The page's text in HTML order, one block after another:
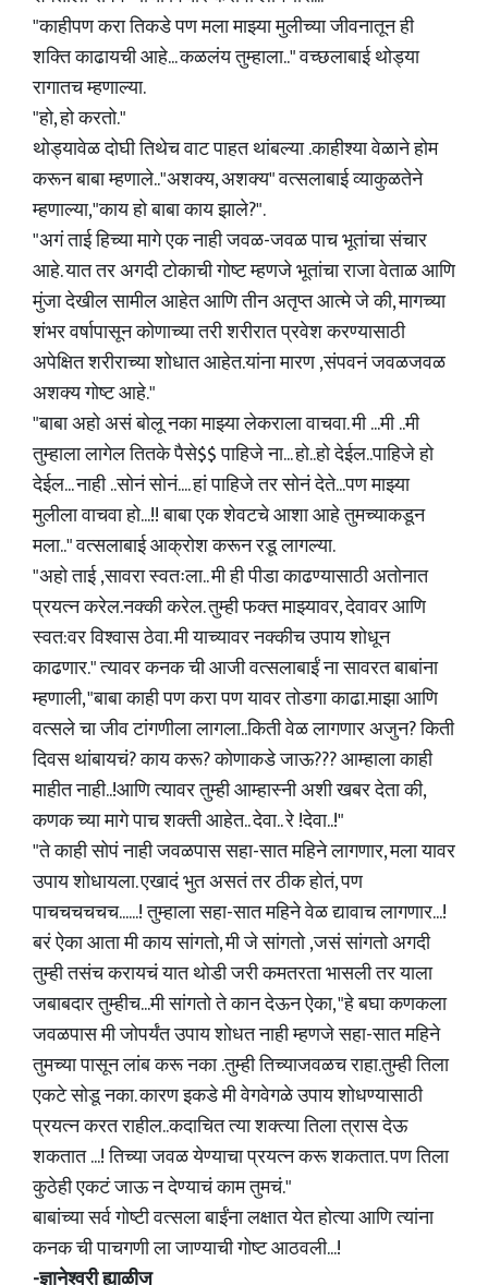
"काहीपण करा तिकडे पण मला माझ्या मुलीच्या जीवनातून ही
शक्ति काढायची आहे... कळलंय तुम्हाला.." वच्‍छलाबाई थोड्या
रागातच म्हणाल्या.
"हो, हो करतो."
थोड्यावेळ दोघी तिथेच वाट पाहत थांबल्या .काहीश्या वेळाने होम
करून बाबा म्हणाले.."अशक्य, अशक्य" वत्सलाबाई व्याकुळतेने
म्हणाल्या,"काय हो बाबा काय झाले?".
"अगं ताई हिच्या मागे एक नाही जवळ-जवळ पाच भूतांचा संचार
आहे. यात तर अगदी टोकाची गोष्ट म्हणजे भूतांचा राजा वेताळ आणि
मुंजा देखील सामील आहेत आणि तीन अतृप्त आत्मे जे की, मागच्या
शंभर वर्षापासून कोणाच्या तरी शरीरात प्रवेश करण्यासाठी
अपेक्षित शरीराच्या शोधात आहेत.यांना मारण ,संपवनं जवळजवळ
अशक्य गोष्ट आहे."
"बाबा अहो असं बोलू नका माझ्या लेकराला वाचवा. मी ...मी ..मी
तुम्हाला लागेल तितके पैसे$$ पाहिजे ना... हो..हो देईल..पाहिजे हो
देईल... नाही ..सोनं सोनं.... हां पाहिजे तर सोनं देते...पण माझ्या
मुलीला वाचवा हो...!! बाबा एक शेवटचे आशा आहे तुमच्याकडून
मला.." वत्सलाबाई आक्रोश करून रडू लागल्या.
"अहो ताई ,सावरा स्वतःला.. मी ही पीडा काढण्यासाठी अतोनात
प्रयत्न करेल.नक्की करेल. तुम्ही फक्त माझ्यावर, देवावर आणि
स्वत:वर विश्वास ठेवा. मी याच्यावर नक्कीच उपाय शोधून
काढणार." त्यावर कनक ची आजी वत्‍सलाबाईं ना सावरत बाबांना
म्हणाली, "बाबा काही पण करा पण यावर तोडगा काढा.माझा आणि
वत्सले चा जीव टांगणीला लागला..किती वेळ लागणार अजुन? किती
दिवस थांबायचं? काय करू? कोणाकडे जाऊ??? आम्हाला काही
माहीत नाही..!आणि त्यावर तुम्ही आम्हास्नी अशी खबर देता की,
कणक च्या मागे पाच शक्ती आहेत.. देवा.. रे !देवा..!"
"ते काही सोपं नाही जवळपास सहा-सात महिने लागणार, मला यावर
उपाय शोधायला. एखादं भुत असतं तर ठीक होतं, पण
पाचचचचचच......! तुम्हाला सहा-सात महिने वेळ द्यावाच लागणार...!
बरं ऐका आता मी काय सांगतो, मी जे सांगतो ,जसं सांगतो अगदी
तुम्ही तसंच करायचं यात थोडी जरी कमतरता भासली तर याला
जबाबदार तुम्हीच...मी सांगतो ते कान देऊन ऐका, "हे बघा कणकला
जवळपास मी जोपर्यंत उपाय शोधत नाही म्हणजे सहा-सात महिने
तुमच्या पासून लांब करू नका .तुम्ही तिच्याजवळच राहा.तुम्ही तिला
एकटे सोडू नका. कारण इकडे मी वेगवेगळे उपाय शोधण्यासाठी
प्रयत्न करत राहील..कदाचित त्या शक्त्या तिला त्रास देऊ
शकतात ...! तिच्या जवळ येण्याचा प्रयत्न करू शकतात. पण तिला
कुठेही एकटं जाऊ न देण्याचं काम तुमचं."
बाबांच्या सर्व गोष्टी वत्सला बाईंना लक्षात येत होत्या आणि त्यांना
कनक ची पाचगणी ला जाण्याची गोष्ट आठवली...!